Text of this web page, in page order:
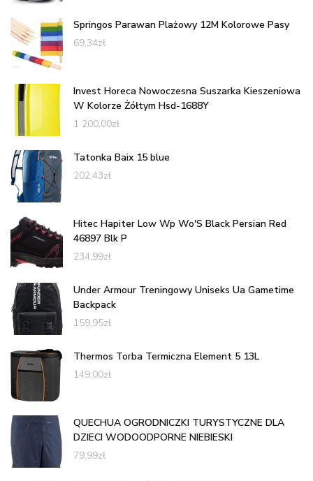
Springos Parawan Plażowy 12M Kolorowe Pasy
69,34zł
Invest Horeca Nowoczesna Suszarka Kieszeniowa
W Kolorze Żółtym Hsd-1688Y
1 200,00zł
Tatonka Baix 15 blue
202,43zł
Hitec Hapiter Low Wp Wo'S Black Persian Red
46897 Blk P
234,99zł
Under Armour Treningowy Uniseks Ua Gametime
Backpack
159,95zł
Thermos Torba Termiczna Element 5 13L
149,00zł
QUECHUA OGRODNICZKI TURYSTYCZNE DLA
DZIECI WODOODPORNE NIEBIESKI
79,99zł